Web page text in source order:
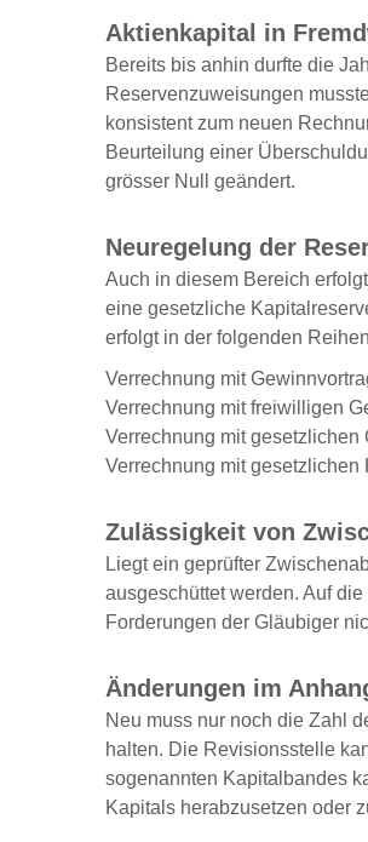
Aktienkapital in
Bereits bis anhin durfte die
Reservenzuweisungen
konsistent zum neuen
Beurteilung einer
grösser Null geändert.
Neuregelung der
Auch in diesem Bereich
eine gesetzliche
erfolgt in der folgenden
Verrechnung mit
Verrechnung mit freiwilligen
Verrechnung mit gesetzlichen
Verrechnung mit gesetzlichen
Zulässigkeit von
Liegt ein geprüfter
ausgeschüttet werden. Auf
Forderungen der Gläubiger
Änderungen im
Neu muss nur noch die Zahl
halten. Die Revisionsstelle
sogenannten Kapitalbandes
Kapitals herabzusetzen oder